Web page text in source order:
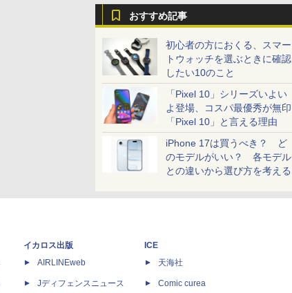
おすすめ記事
初心者の方におくる、スマー
トウォッチを選ぶときに確認
したい10のこと
「Pixel 10」シリーズいよい
よ登場、コスパ最優秀が無印
「Pixel 10」と言える理由
iPhone 17は買うべき？ ど
のモデルがいい？ 各モデル
との違いから選び方を考える
イカロス出版
AIRLINEweb
Jディフェンスニュース
ICE
天海社
Comic curea